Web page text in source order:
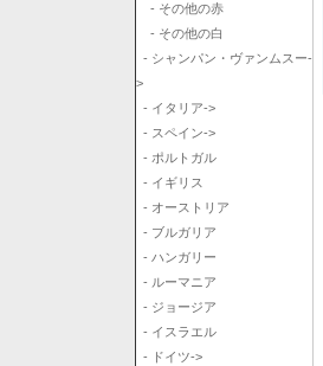
- その他の赤
- その他の白
- シャンパン・ヴァンムスー-
>
- イタリア->
- スペイン->
- ポルトガル
- イギリス
- オーストリア
- ブルガリア
- ハンガリー
- ルーマニア
- ジョージア
- イスラエル
- ドイツ->